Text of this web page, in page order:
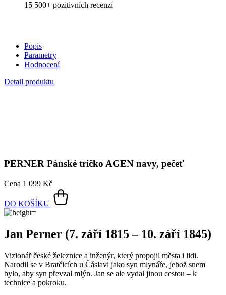
15 500+ pozitivních recenzí
Popis
Parametry
Hodnocení
Detail produktu
PERNER Pánské tričko AGEN navy, pečeť
Cena 1 099 Kč
DO KOŠÍKU
Jan Perner (7. září 1815 – 10. září 1845)
Vizionář české železnice a inženýr, který propojil města i lidi.
Narodil se v Bratčicích u Čáslavi jako syn mlynáře, jehož snem
bylo, aby syn převzal mlýn. Jan se ale vydal jinou cestou – k
technice a pokroku.